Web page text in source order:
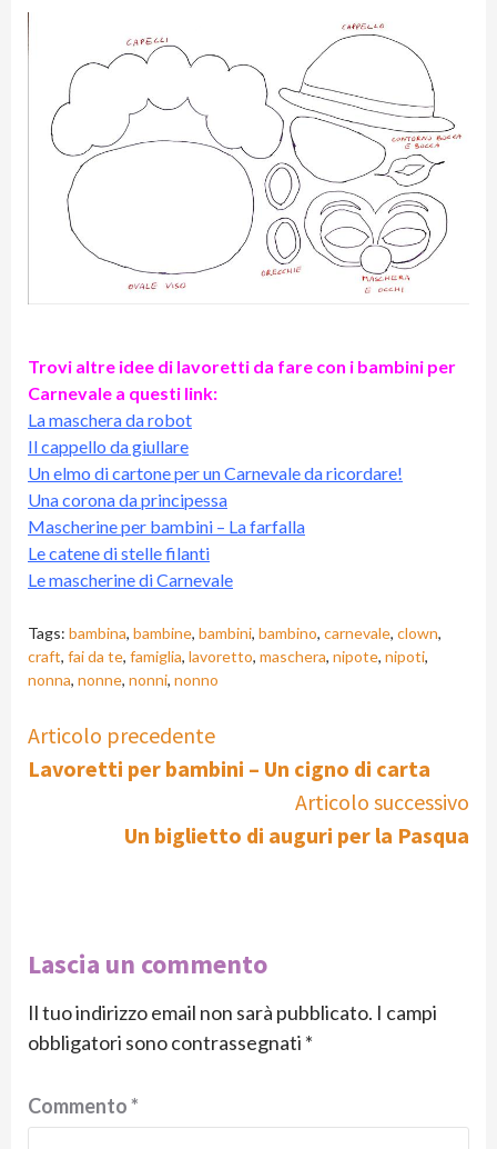
Trovi altre idee di lavoretti da fare con i bambini per
Carnevale a questi link:
La maschera da robot
Il cappello da giullare
Un elmo di cartone per un Carnevale da ricordare!
Una corona da principessa
Mascherine per bambini – La farfalla
Le catene di stelle filanti
Le mascherine di Carnevale
Tags: bambina, bambine, bambini, bambino, carnevale, clown,
craft, fai da te, famiglia, lavoretto, maschera, nipote, nipoti,
nonna, nonne, nonni, nonno
Continue
Reading
Articolo precedente
Lavoretti per bambini – Un cigno di carta
Articolo successivo
Un biglietto di auguri per la Pasqua
Lascia un commento
Il tuo indirizzo email non sarà pubblicato. I campi
obbligatori sono contrassegnati *
Commento*